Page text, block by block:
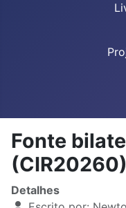
Fonte
(CIR20260)
Detalhes